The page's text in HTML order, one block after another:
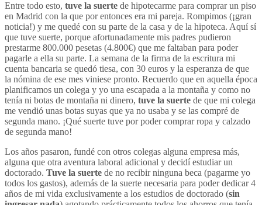
Entre todo esto, tuve la suerte de hipotecarme para comprar un piso
en Madrid con la que por entonces era mi pareja. Rompimos (¡gran
noticia!) y me quedé con su parte de la casa y de la hipoteca. Aquí sí
que tuve suerte, porque afortunadamente mis padres pudieron
prestarme 800.000 pesetas (4.800€) que me faltaban para poder
pagarle a ella su parte. La semana de la firma de la escritura mi
cuenta bancaria se quedó tiesa, con 30 euros y la esperanza de que
la nómina de ese mes viniese pronto. Recuerdo que en aquella época
planificamos un colega y yo una escapada a la montaña y como no
tenía ni botas de montaña ni dinero, tuve la suerte de que mi colega
me vendió unas botas suyas que ya no usaba y se las compré de
segunda mano. ¡Qué suerte tuve por poder comprar ropa y calzado
de segunda mano!
Los años pasaron, fundé con otros colegas alguna empresa más,
alguna que otra aventura laboral adicional y decidí estudiar un
doctorado. Tuve la suerte de no recibir ninguna beca (pagarme yo
todos los gastos), además de la suerte necesaria para poder dedicar 4
años de mi vida exclusivamente a los estudios de doctorado (sin